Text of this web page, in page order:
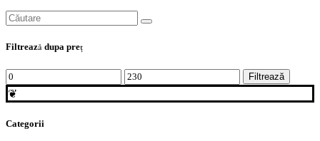
Search
for:
Filtrează dupa preţ
Preț
minim
Preț
maxim
Filtrează
❦
Categorii